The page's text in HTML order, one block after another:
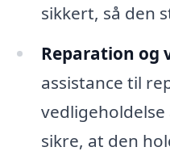
sikkert, så den
Reparation og
assistance til
sikre, at den